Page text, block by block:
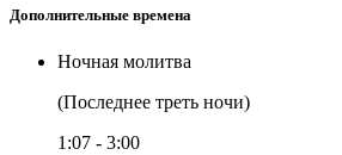
Дополнительные времена
Ночная молитва
(Последнее треть ночи)
1:07 - 3:00